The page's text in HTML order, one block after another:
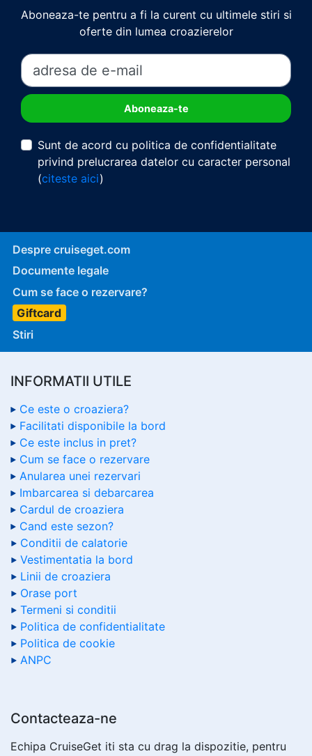
Aboneaza-te pentru a fi la curent cu ultimele stiri si
oferte din lumea croazierelor
Sunt de acord cu politica de confidentialitate
privind prelucrarea datelor cu caracter personal
(citeste aici)
Despre cruiseget.com
Documente legale
Cum se face o rezervare?
Giftcard
Stiri
INFORMATII UTILE
Ce este o croaziera?
Facilitati disponibile la bord
Ce este inclus in pret?
Cum se face o rezervare
Anularea unei rezervari
Imbarcarea si debarcarea
Cardul de croaziera
Cand este sezon?
Conditii de calatorie
Vestimentatia la bord
Linii de croaziera
Orase port
Termeni si conditii
Politica de confidentialitate
Politica de cookie
ANPC
Contacteaza-ne
Echipa CruiseGet iti sta cu drag la dispozitie, pentru